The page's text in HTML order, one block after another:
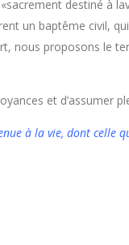
destiné à
un baptême civil,
nous proposons le
et d’assumer
à la vie, dont celle